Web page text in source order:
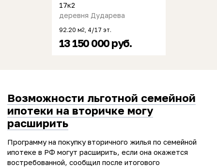
17к2
деревня Дударева
92.20 м2 , 4/17 эт.
13 150 000 руб.
Возможности льготной семейной
ипотеки на вторичке могу
расширить
Программу на покупку вторичного жилья по семейной
ипотеке в РФ могут расширить, если она окажется
востребованной, сообщил после итогового